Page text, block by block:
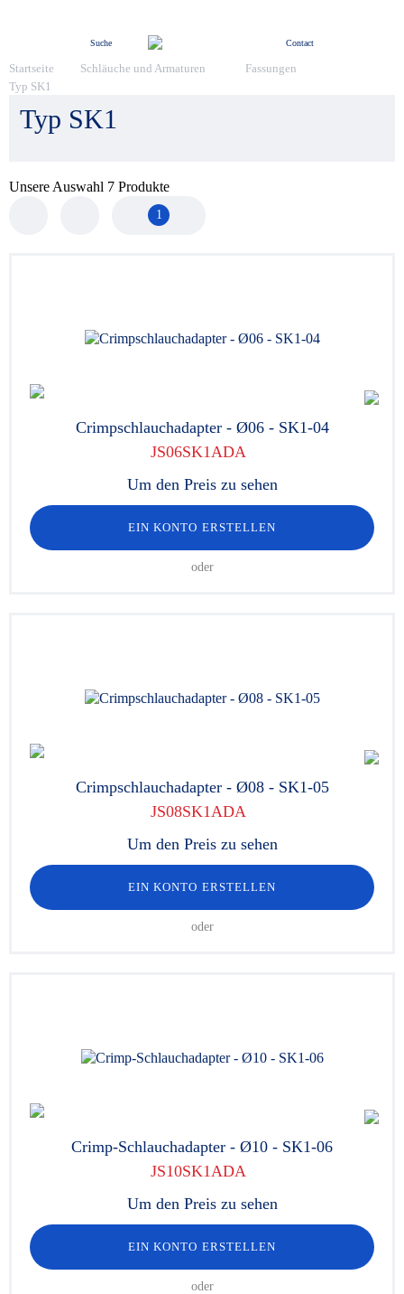
Suche Contact
Startseite Schläuche und Armaturen
Fassungen
Typ SK1
Typ SK1
Unsere Auswahl 7 Produkte
1
Crimpschlauchadapter - Ø06 - SK1-04
JS06SK1ADA
Um den Preis zu sehen
EIN KONTO ERSTELLEN
oder
Crimpschlauchadapter - Ø08 - SK1-05
JS08SK1ADA
Um den Preis zu sehen
EIN KONTO ERSTELLEN
oder
Crimp-Schlauchadapter - Ø10 - SK1-06
JS10SK1ADA
Um den Preis zu sehen
EIN KONTO ERSTELLEN
oder